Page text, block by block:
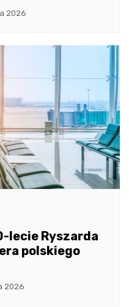
2026
lecie Ryszarda
polskiego
2026